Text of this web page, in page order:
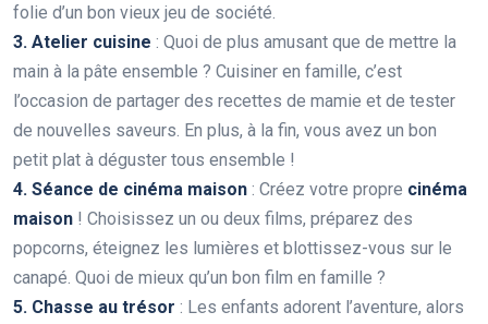
folie d’un bon vieux jeu de société.
3. Atelier cuisine : Quoi de plus amusant que de mettre la
main à la pâte ensemble ? Cuisiner en famille, c’est
l’occasion de partager des recettes de mamie et de tester
de nouvelles saveurs. En plus, à la fin, vous avez un bon
petit plat à déguster tous ensemble !
4. Séance de cinéma maison : Créez votre propre cinéma
maison ! Choisissez un ou deux films, préparez des
popcorns, éteignez les lumières et blottissez-vous sur le
canapé. Quoi de mieux qu’un bon film en famille ?
5. Chasse au trésor : Les enfants adorent l’aventure, alors